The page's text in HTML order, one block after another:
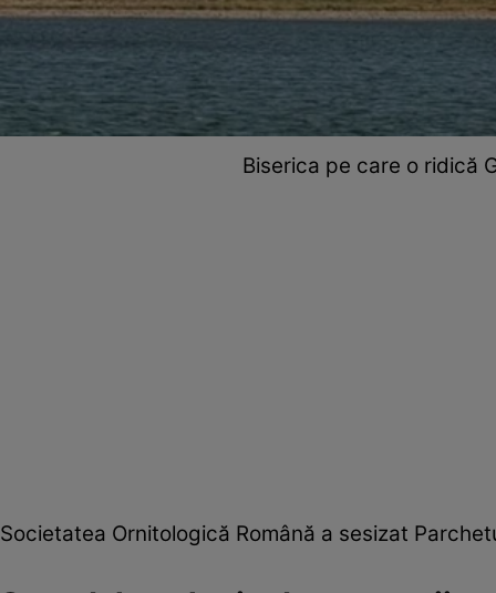
Biserica pe care o ridică
Societatea Ornitologică Română a sesizat